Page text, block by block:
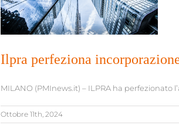
Ilpra perfeziona
MILANO (PMInews.it) – ILPRA ha perfezionato
Ottobre 11th, 2024